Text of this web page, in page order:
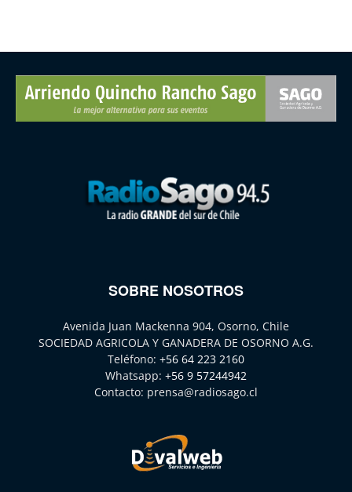
SOBRE NOSOTROS
Avenida Juan Mackenna 904, Osorno, Chile
SOCIEDAD AGRICOLA Y GANADERA DE OSORNO A.G.
Teléfono: +56 64 223 2160
Whatsapp: +56 9 57244942
Contacto: prensa@radiosago.cl